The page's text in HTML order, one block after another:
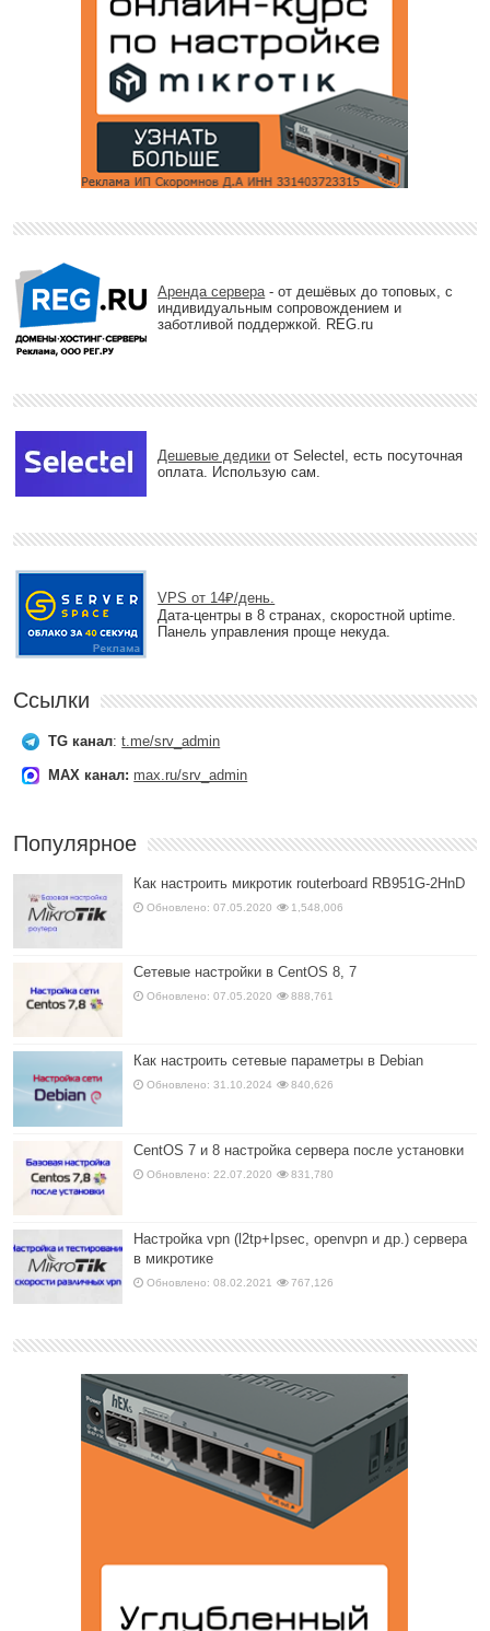
Аренда сервера - от дешёвых до топовых, с
индивидуальным сопровождением и
заботливой поддержкой. REG.ru
Дешевые дедики от Selectel, есть посуточная
оплата. Использую сам.
VPS от 14₽/день.
Дата-центры в 8 странах, скоростной uptime.
Панель управления проще некуда.
Ссылки
TG канал:t.me/srv_admin
MAX канал: max.ru/srv_admin
Популярное
Как настроить микротик routerboard RB951G-2HnD
Обновлено: 07.05.2020 1,548,006
Сетевые настройки в CentOS 8, 7
Обновлено: 07.05.2020 888,761
Как настроить сетевые параметры в Debian
Обновлено: 31.10.2024 840,626
CentOS 7 и 8 настройка сервера после установки
Обновлено: 22.07.2020 831,780
Настройка vpn (l2tp+Ipsec, openvpn и др.) сервера
в микротике
Обновлено: 08.02.2021 767,126